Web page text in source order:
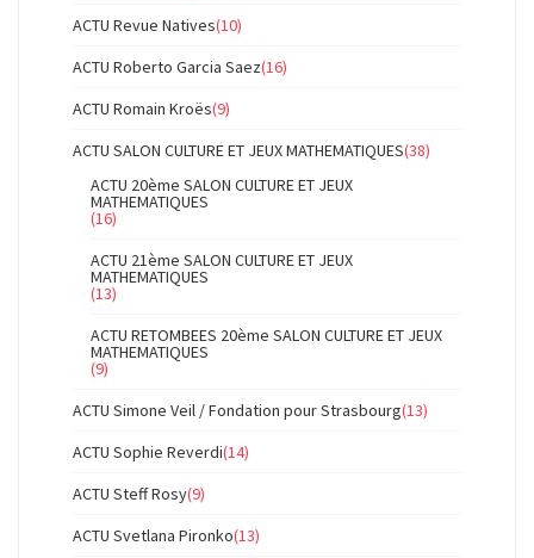
ACTU Revue Natives(10)
ACTU Roberto Garcia Saez(16)
ACTU Romain Kroës(9)
ACTU SALON CULTURE ET JEUX MATHEMATIQUES(38)
ACTU 20ème SALON CULTURE ET JEUX
MATHEMATIQUES
(16)
ACTU 21ème SALON CULTURE ET JEUX
MATHEMATIQUES
(13)
ACTU RETOMBEES 20ème SALON CULTURE ET JEUX
MATHEMATIQUES
(9)
ACTU Simone Veil / Fondation pour Strasbourg(13)
ACTU Sophie Reverdi(14)
ACTU Steff Rosy(9)
ACTU Svetlana Pironko(13)